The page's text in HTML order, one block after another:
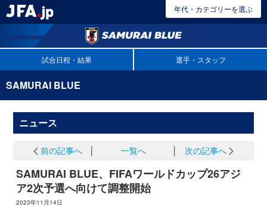
年代・カテゴリーを選ぶ
試合日程・結果 選手・スタッフ
SAMURAI BLUE
ニュース
前の記事へ 一覧へ 次の記事へ
SAMURAI BLUE、FIFAワールドカップ26アジ
ア2次予選へ向けて調整開始
2023年11月14日